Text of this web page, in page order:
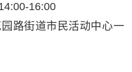
16:00
路街道市民活动中心一